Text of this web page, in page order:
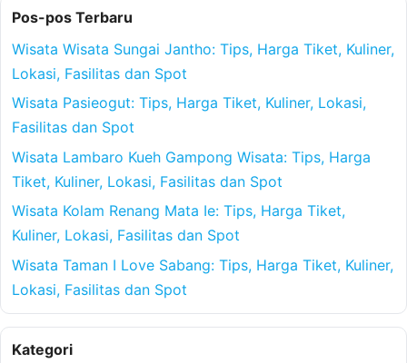
Pos-pos Terbaru
Wisata Wisata Sungai Jantho: Tips, Harga Tiket, Kuliner,
Lokasi, Fasilitas dan Spot
Wisata Pasieogut: Tips, Harga Tiket, Kuliner, Lokasi,
Fasilitas dan Spot
Wisata Lambaro Kueh Gampong Wisata: Tips, Harga
Tiket, Kuliner, Lokasi, Fasilitas dan Spot
Wisata Kolam Renang Mata Ie: Tips, Harga Tiket,
Kuliner, Lokasi, Fasilitas dan Spot
Wisata Taman I Love Sabang: Tips, Harga Tiket, Kuliner,
Lokasi, Fasilitas dan Spot
Kategori